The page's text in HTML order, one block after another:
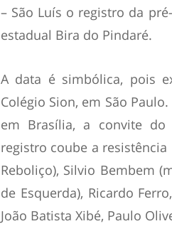
– São Luís o registro da
estadual Bira do Pindaré.
A data é simbólica, pois
Colégio Sion, em São
em Brasília, a convite
registro coube a
Reboliço), Silvio Bembem
de Esquerda), Ricardo
João Batista Xibé, Paulo